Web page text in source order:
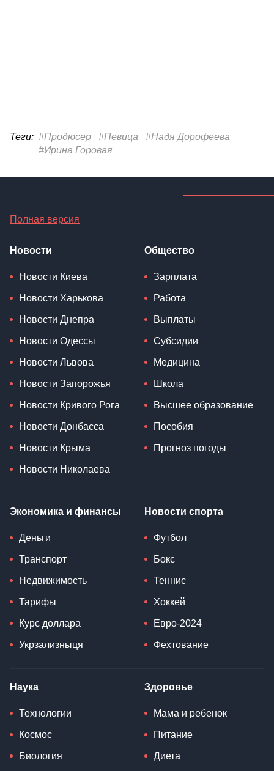
Теги: #Продюсер #Певица
#Надя Дорофеева
#Ирина Горовая
Полная версия
Новости
Новости Киева
Новости Харькова
Новости Днепра
Новости Одессы
Новости Львова
Новости Запорожья
Новости Кривого Рога
Новости Донбасса
Новости Крыма
Новости Николаева
Общество
Зарплата
Работа
Выплаты
Субсидии
Медицина
Школа
Высшее образование
Пособия
Прогноз погоды
Экономика и финансы
Деньги
Транспорт
Недвижимость
Тарифы
Курс доллара
Укрзализныця
Новости спорта
Футбол
Бокс
Теннис
Хоккей
Евро-2024
Фехтование
Наука
Технологии
Космос
Биология
Здоровье
Мама и ребенок
Питание
Диета